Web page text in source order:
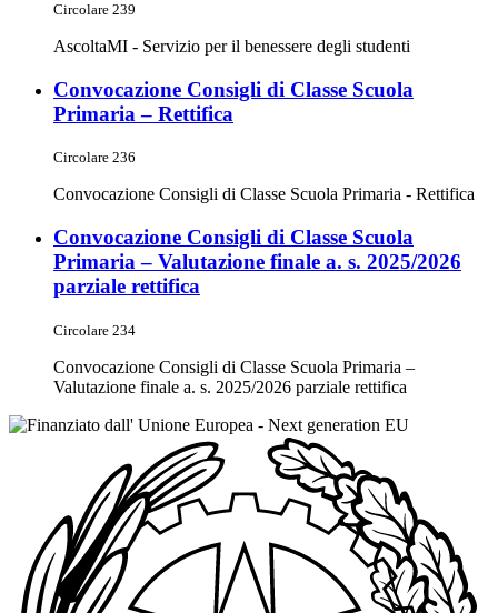
Circolare 239
AscoltaMI - Servizio per il benessere degli studenti
Convocazione Consigli di Classe Scuola
Primaria – Rettifica
Circolare 236
Convocazione Consigli di Classe Scuola Primaria - Rettifica
Convocazione Consigli di Classe Scuola
Primaria – Valutazione finale a. s. 2025/2026
parziale rettifica
Circolare 234
Convocazione Consigli di Classe Scuola Primaria –
Valutazione finale a. s. 2025/2026 parziale rettifica